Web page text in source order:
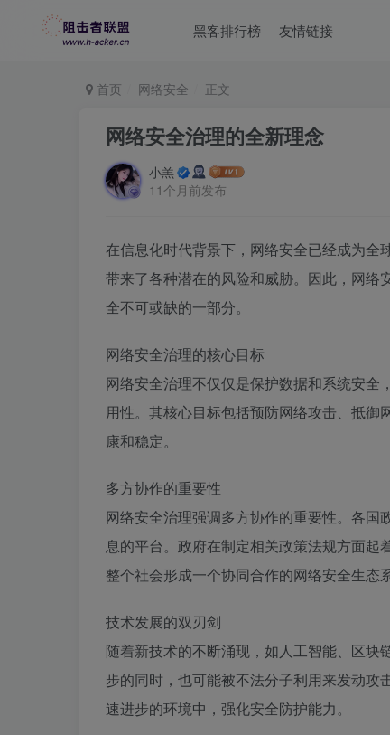
黑客排行榜 友情链接
首页 网络安全 正文
网络安全治理的全新理念
小羔
11个月前发布
在信息化时代背景下，网络安全已经成为
带来了各种潜在的风险和威胁。因此，网络
全不可或缺的一部分。
网络安全治理的核心目标
网络安全治理不仅仅是保护数据和系统安
用性。其核心目标包括预防网络攻击、抵
康和稳定。
多方协作的重要性
网络安全治理强调多方协作的重要性。各
息的平台。政府在制定相关政策法规方面
整个社会形成一个协同合作的网络安全生态
技术发展的双刃剑
随着新技术的不断涌现，如人工智能、区
步的同时，也可能被不法分子利用来发动
速进步的环境中，强化安全防护能力。